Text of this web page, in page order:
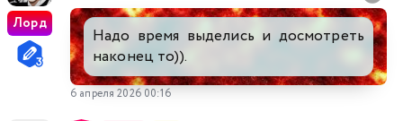
Лорд
Надо время выделись и досмотреть
наконец то)).
6 апреля 2026 00:16